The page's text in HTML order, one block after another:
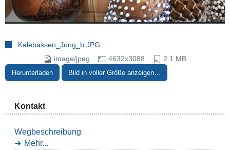
Kalebassen_Jung_b.JPG
image/jpeg
4632x3088 2.1 MB
Herunterladen Bild in voller Größe anzeigen…
Kontakt
Wegbeschreibung
Mehr...